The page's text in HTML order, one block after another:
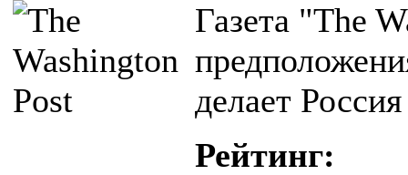
Газета "The
делает
Рейтинг: